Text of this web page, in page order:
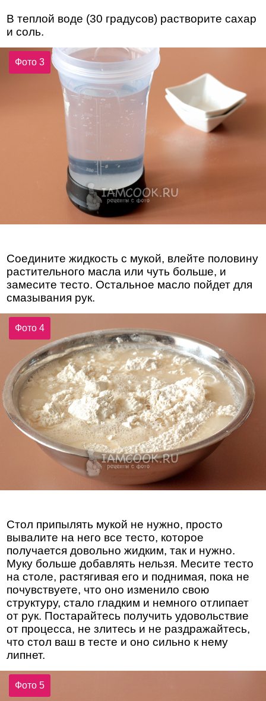
В теплой воде (30 градусов) растворите сахар
и соль.
Фото 3
Соедините жидкость с мукой, влейте половину
растительного масла или чуть больше, и
замесите тесто. Остальное масло пойдет для
смазывания рук.
Фото 4
Стол припылять мукой не нужно, просто
вывалите на него все тесто, которое
получается довольно жидким, так и нужно.
Муку больше добавлять нельзя. Месите тесто
на столе, растягивая его и поднимая, пока не
почувствуете, что оно изменило свою
структуру, стало гладким и немного отлипает
от рук. Постарайтесь получить удовольствие
от процесса, не злитесь и не раздражайтесь,
что стол ваш в тесте и оно сильно к нему
липнет.
Фото 5